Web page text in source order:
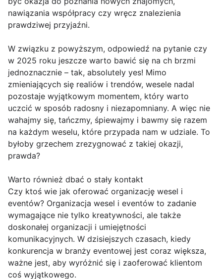
nawiązania współpracy czy wręcz znalezienia
prawdziwej przyjaźni.
W związku z powyższym, odpowiedź na pytanie czy
w 2025 roku jeszcze warto bawić się na ch brzmi
jednoznacznie – tak, absolutely yes! Mimo
zmieniających się realiów i trendów, wesele nadal
pozostaje wyjątkowym momentem, który warto
uczcić w sposób radosny i niezapomniany. A więc nie
wahajmy się, tańczmy, śpiewajmy i bawmy się razem
na każdym weselu, które przypada nam w udziale. To
byłoby grzechem zrezygnować z takiej okazji,
prawda?
Warto również dbać o stały kontakt
Czy ktoś wie jak oferować organizację wesel i
eventów? Organizacja wesel i eventów to zadanie
wymagające nie tylko kreatywności, ale także
doskonałej organizacji i umiejętności
komunikacyjnych. W dzisiejszych czasach, kiedy
konkurencja w branży eventowej jest coraz większa,
ważne jest, aby wyróżnić się i zaoferować klientom
coś wyjątkowego.